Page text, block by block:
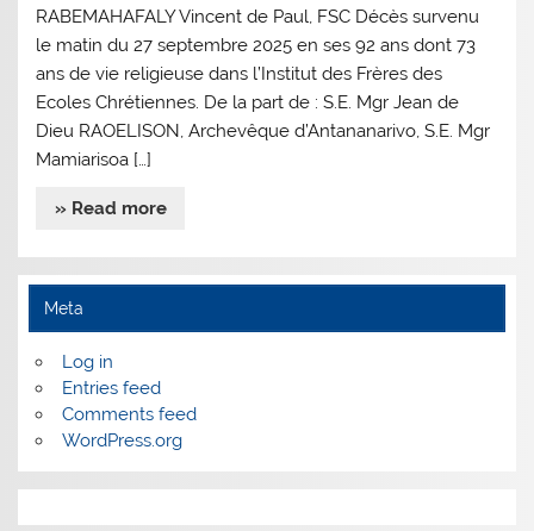
RABEMAHAFALY Vincent de Paul, FSC Décès survenu
le matin du 27 septembre 2025 en ses 92 ans dont 73
ans de vie religieuse dans l’Institut des Frères des
Ecoles Chrétiennes. De la part de : S.E. Mgr Jean de
Dieu RAOELISON, Archevêque d’Antananarivo, S.E. Mgr
Mamiarisoa […]
» Read more
Meta
Log in
Entries feed
Comments feed
WordPress.org